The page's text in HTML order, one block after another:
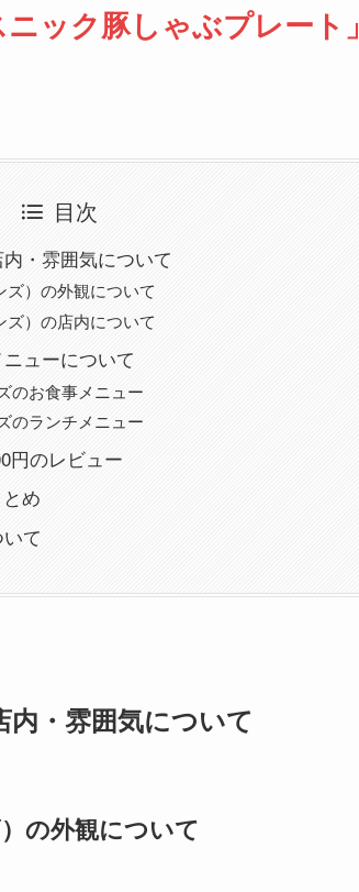
ック豚しゃぶプレート」
目次
・雰囲気について
）の外観について
）の店内について
ューについて
のお食事メニュー
のランチメニュー
円のレビュー
め
て
・雰囲気について
の外観について